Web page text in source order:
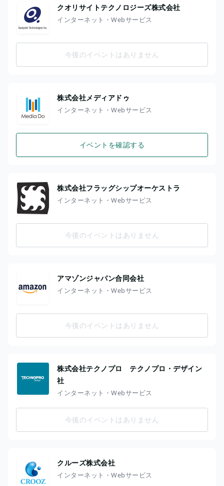
クオリサイトテクノロジーズ株式会社
インターネット・Webサービス
今後のイベントはありません
株式会社メディアドゥ
インターネット・Webサービス
イベントを確認する
株式会社フラッグシップオーケストラ
インターネット・Webサービス
今後のイベントはありません
アマゾンジャパン合同会社
インターネット・Webサービス
今後のイベントはありません
株式会社テクノプロ テクノプロ・デザイン
社
インターネット・Webサービス
今後のイベントはありません
クルーズ株式会社
インターネット・Webサービス